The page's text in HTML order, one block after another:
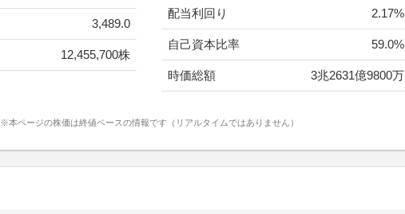
3,489.0
12,455,700株
配当利回り 2.17%
自己資本比率 59.0%
時価総額 3兆2631億9800万
※本ページの株価は終値ベースの情報です（リアルタイムではありません）